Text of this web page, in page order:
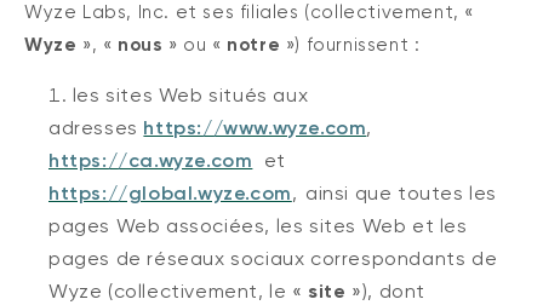
Wyze Labs, Inc. et ses filiales (collectivement, «
Wyze », « nous » ou « notre ») fournissent :
les sites Web situés aux
adresses https://www.wyze.com,
https://ca.wyze.com
et
https://global.wyze.com, ainsi que toutes les
pages Web associées, les sites Web et les
pages de réseaux sociaux correspondants de
Wyze (collectivement, le « site »), dont